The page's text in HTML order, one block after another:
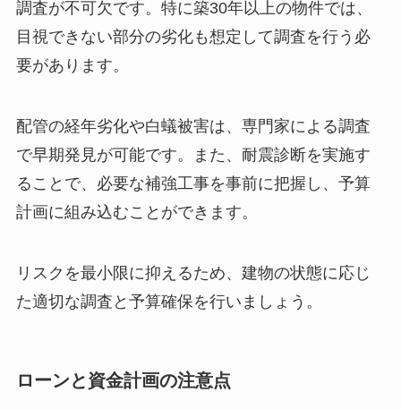
調査が不可欠です。特に築30年以上の物件では、
目視できない部分の劣化も想定して調査を行う必
要があります。
配管の経年劣化や白蟻被害は、専門家による調査
で早期発見が可能です。また、耐震診断を実施す
ることで、必要な補強工事を事前に把握し、予算
計画に組み込むことができます。
リスクを最小限に抑えるため、建物の状態に応じ
た適切な調査と予算確保を行いましょう。
ローンと資金計画の注意点